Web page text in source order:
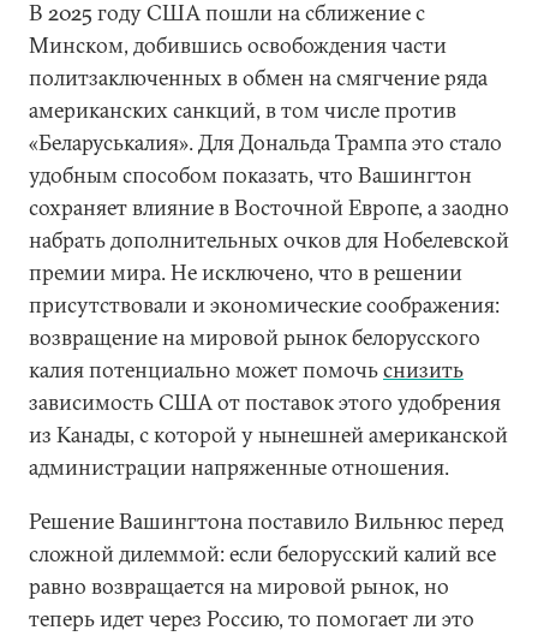
В 2025 году США пошли на сближение с
Минском, добившись освобождения части
политзаключенных в обмен на смягчение ряда
американских санкций, в том числе против
«Беларуськалия». Для Дональда Трампа это стало
удобным способом показать, что Вашингтон
сохраняет влияние в Восточной Европе, а заодно
набрать дополнительных очков для Нобелевской
премии мира. Не исключено, что в решении
присутствовали и экономические соображения:
возвращение на мировой рынок белорусского
калия потенциально может помочьснизить
зависимость США от поставок этого удобрения
из Канады, с которой у нынешней американской
администрации напряженные отношения.
Решение Вашингтона поставило Вильнюс перед
сложной дилеммой: если белорусский калий все
равно возвращается на мировой рынок, но
теперь идет через Россию, то помогает ли это